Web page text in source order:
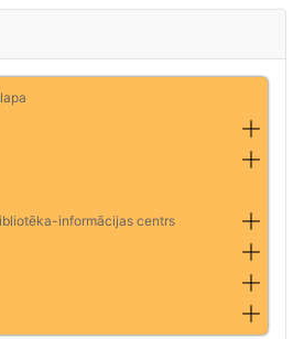
informācijas centrs